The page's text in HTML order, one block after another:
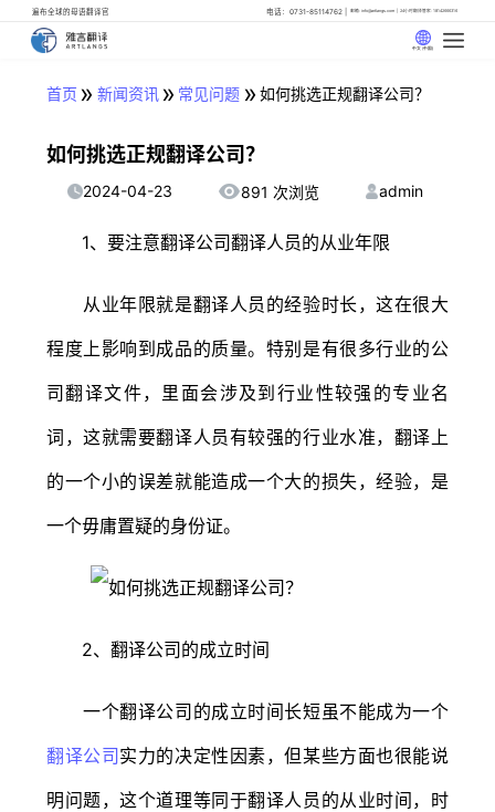
遍布全球的母语翻译官 电话：0731-85114762 邮箱: info@artlangs.com 24小时翻译管家: 18142666316
中文 (中国)
首页 » 新闻资讯» 常见问题 » 如何挑选正规翻译公司？
如何挑选正规翻译公司？
2024-04-23 891 次浏览 admin
1、要注意翻译公司翻译人员的从业年限
从业年限就是翻译人员的经验时长，这在很大
程度上影响到成品的质量。特别是有很多行业的公
司翻译文件，里面会涉及到行业性较强的专业名
词，这就需要翻译人员有较强的行业水准，翻译上
的一个小的误差就能造成一个大的损失，经验，是
一个毋庸置疑的身份证。
2、翻译公司的成立时间
一个翻译公司的成立时间长短虽不能成为一个
翻译公司实力的决定性因素，但某些方面也很能说
明问题，这个道理等同于翻译人员的从业时间，时